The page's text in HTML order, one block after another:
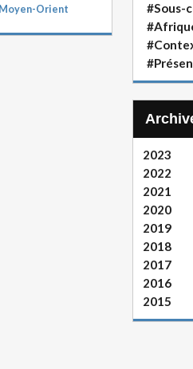
Orient #Sous-
2023
2022
2021
2020
2019
2018
2017
2016
2015